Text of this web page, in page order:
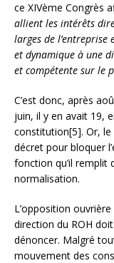
ce XIVème Congrès
allient les intérêts
larges de l’entreprise
et dynamique à une
et compétente sur le
C’est donc, après
juin, il y en avait 19,
constitution[5]. Or,
décret pour bloquer
fonction qu’il remplit
normalisation.
L’opposition
direction du ROH
dénoncer. Malgré
mouvement des